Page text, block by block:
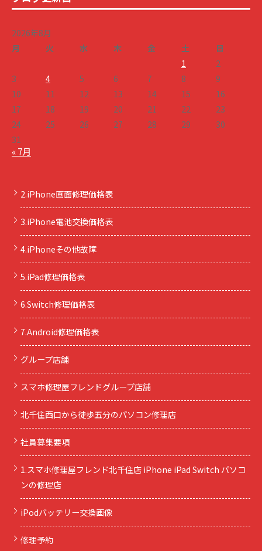
2026年8月
月
火 水 木 金 土
日
1
2
3
4 5 6 7 8
9
10
11 12 13 14 15
16
17
18 19 20 21 22
23
24
25 26 27 28 29
30
31
« 7月
2.iPhone画面修理価格表
3.iPhone電池交換価格表
4.iPhoneその他故障
5.iPad修理価格表
6.Switch修理価格表
7.Android修理価格表
グループ店舗
スマホ修理屋フレンドグループ店舗
北千住西口から徒歩五分のパソコン修理店
社員募集要項
1.スマホ修理屋フレンド北千住店 iPhone iPad Switch パソコ
ンの修理店
iPodバッテリー交換画像
修理予約